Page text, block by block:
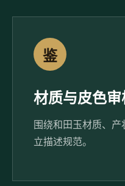
鉴
材质与皮色
围绕和田玉材质、
立描述规范。